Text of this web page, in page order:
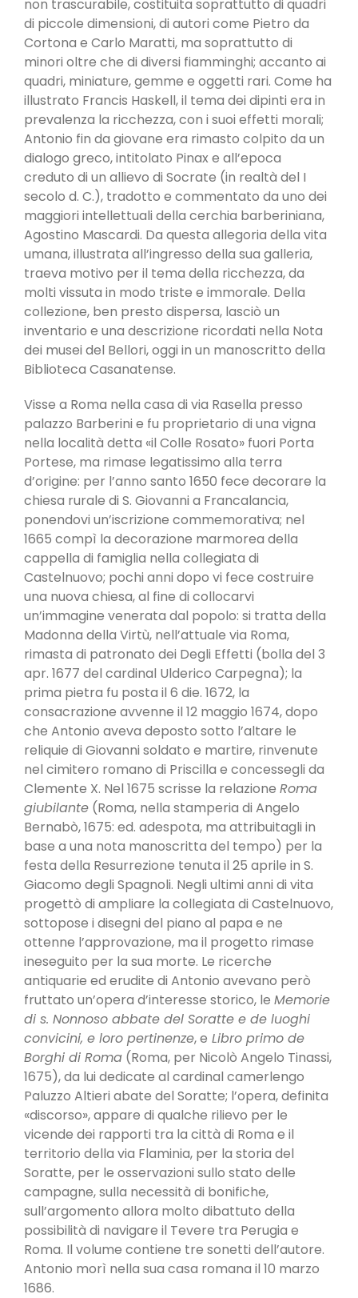
non trascurabile, costituita soprattutto di quadri
di piccole dimensioni, di autori come Pietro da
Cortona e Carlo Maratti, ma soprattutto di
minori oltre che di diversi fiamminghi; accanto ai
quadri, miniature, gemme e oggetti rari. Come ha
illustrato Francis Haskell, il tema dei dipinti era in
prevalenza la ricchezza, con i suoi effetti morali;
Antonio fin da giovane era rimasto colpito da un
dialogo greco, intitolato Pinax e all’epoca
creduto di un allievo di Socrate (in realtà del I
secolo d. C.), tradotto e commentato da uno dei
maggiori intellettuali della cerchia barberiniana,
Agostino Mascardi. Da questa allegoria della vita
umana, illustrata all’ingresso della sua galleria,
traeva motivo per il tema della ricchezza, da
molti vissuta in modo triste e immorale. Della
collezione, ben presto dispersa, lasciò un
inventario e una descrizione ricordati nella Nota
dei musei del Bellori, oggi in un manoscritto della
Biblioteca Casanatense.
Visse a Roma nella casa di via Rasella presso
palazzo Barberini e fu proprietario di una vigna
nella località detta «il Colle Rosato» fuori Porta
Portese, ma rimase legatissimo alla terra
d’origine: per l’anno santo 1650 fece decorare la
chiesa rurale di S. Giovanni a Francalancia,
ponendovi un’iscrizione commemorativa; nel
1665 compì la decorazione marmorea della
cappella di famiglia nella collegiata di
Castelnuovo; pochi anni dopo vi fece costruire
una nuova chiesa, al fine di collocarvi
un’immagine venerata dal popolo: si tratta della
Madonna della Virtù, nell’attuale via Roma,
rimasta di patronato dei Degli Effetti (bolla del 3
apr. 1677 del cardinal Ulderico Carpegna); la
prima pietra fu posta il 6 die. 1672, la
consacrazione avvenne il 12 maggio 1674, dopo
che Antonio aveva deposto sotto l’altare le
reliquie di Giovanni soldato e martire, rinvenute
nel cimitero romano di Priscilla e concessegli da
Clemente X. Nel 1675 scrisse la relazione Roma
giubilante (Roma, nella stamperia di Angelo
Bernabò, 1675: ed. adespota, ma attribuitagli in
base a una nota manoscritta del tempo) per la
festa della Resurrezione tenuta il 25 aprile in S.
Giacomo degli Spagnoli. Negli ultimi anni di vita
progettò di ampliare la collegiata di Castelnuovo,
sottopose i disegni del piano al papa e ne
ottenne l’approvazione, ma il progetto rimase
ineseguito per la sua morte. Le ricerche
antiquarie ed erudite di Antonio avevano però
fruttato un’opera d’interesse storico, le Memorie
di s. Nonnoso abbate del Soratte e de luoghi
convicini, e loro pertinenze, e Libro primo de
Borghi di Roma (Roma, per Nicolò Angelo Tinassi,
1675), da lui dedicate al cardinal camerlengo
Paluzzo Altieri abate del Soratte; l’opera, definita
«discorso», appare di qualche rilievo per le
vicende dei rapporti tra la città di Roma e il
territorio della via Flaminia, per la storia del
Soratte, per le osservazioni sullo stato delle
campagne, sulla necessità di bonifiche,
sull’argomento allora molto dibattuto della
possibilità di navigare il Tevere tra Perugia e
Roma. Il volume contiene tre sonetti dell’autore.
Antonio morì nella sua casa romana il 10 marzo
1686.